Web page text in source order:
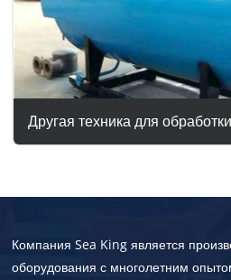
Другая техника для
Компания Sea King является
оборудования с многолетним